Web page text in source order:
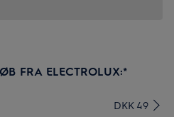
FRA ELECTROLUX:*
DKK 49